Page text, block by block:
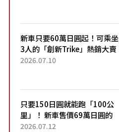
新車只要60萬日圓起！可乘坐
3人的「創新Trike」熱銷大賣
成為人氣車款！「養車成本真
2026.07.10
只要150日圓就能跑「100公
里」！ 新車售價69萬日圓的
「3人座」Trike大受歡迎！ 順
2026.07.12